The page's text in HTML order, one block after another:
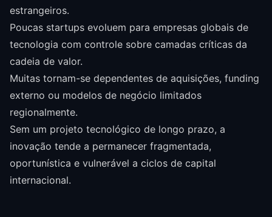
estrangeiros.
Poucas startups evoluem para empresas globais de
tecnologia com controle sobre camadas críticas da
cadeia de valor.
Muitas tornam-se dependentes de aquisições, funding
externo ou modelos de negócio limitados
regionalmente.
Sem um projeto tecnológico de longo prazo, a
inovação tende a permanecer fragmentada,
oportunística e vulnerável a ciclos de capital
internacional.